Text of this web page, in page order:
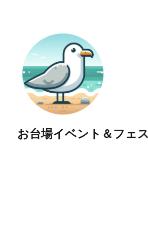
お台場イベント＆フェ